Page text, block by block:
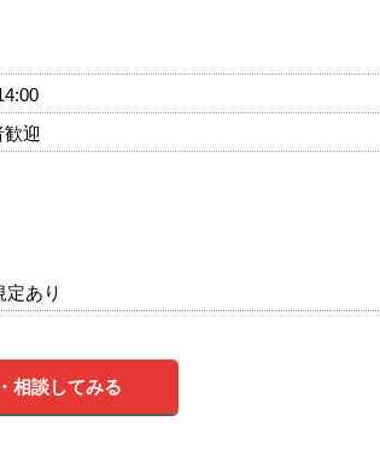
迎
あり
相談してみる